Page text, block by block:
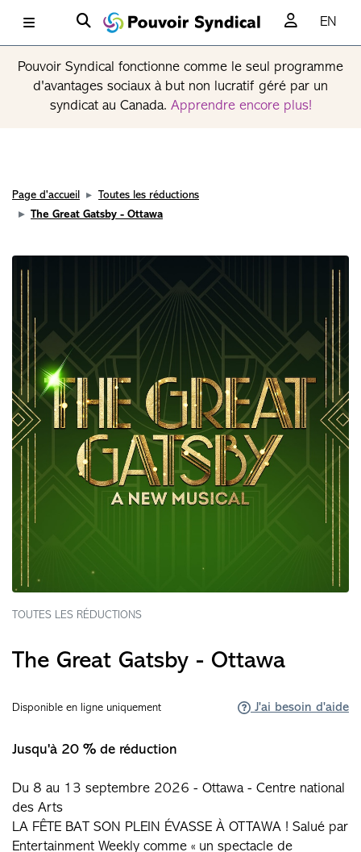
EN
Pouvoir Syndical fonctionne comme le seul programme
d'avantages sociaux à but non lucratif géré par un
syndicat au Canada. Apprendre encore plus!
Page d'accueil
Toutes les réductions
The Great Gatsby - Ottawa
TOUTES LES RÉDUCTIONS
The Great Gatsby - Ottawa
Disponible en ligne uniquement J'ai besoin d'aide
Jusqu'à 20 % de réduction
Du 8 au 13 septembre 2026 - Ottawa - Centre national
des Arts
LA FÊTE BAT SON PLEIN ÉVASSE À OTTAWA ! Salué par
Entertainment Weekly comme « un spectacle de